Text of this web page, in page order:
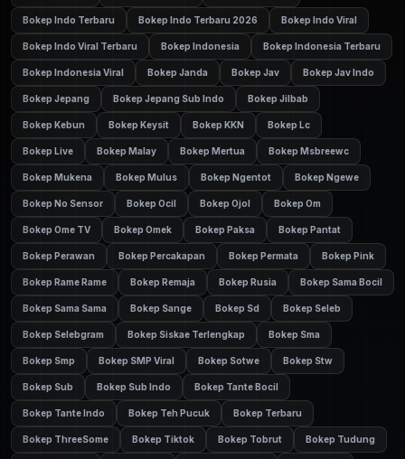
Bokep Indo Terbaru Bokep Indo Terbaru 2026 Bokep Indo Viral
Bokep Indo Viral Terbaru Bokep Indonesia Bokep Indonesia Terbaru
Bokep Indonesia Viral Bokep Janda Bokep Jav Bokep Jav Indo
Bokep Jepang Bokep Jepang Sub Indo Bokep Jilbab
Bokep Kebun Bokep Keysit Bokep KKN Bokep Lc
Bokep Live Bokep Malay Bokep Mertua Bokep Msbreewc
Bokep Mukena Bokep Mulus Bokep Ngentot Bokep Ngewe
Bokep No Sensor Bokep Ocil Bokep Ojol Bokep Om
Bokep Ome TV Bokep Omek Bokep Paksa Bokep Pantat
Bokep Perawan Bokep Percakapan Bokep Permata Bokep Pink
Bokep Rame Rame Bokep Remaja Bokep Rusia Bokep Sama Bocil
Bokep Sama Sama Bokep Sange Bokep Sd Bokep Seleb
Bokep Selebgram Bokep Siskae Terlengkap Bokep Sma
Bokep Smp Bokep SMP Viral Bokep Sotwe Bokep Stw
Bokep Sub Bokep Sub Indo Bokep Tante Bocil
Bokep Tante Indo Bokep Teh Pucuk Bokep Terbaru
Bokep ThreeSome Bokep Tiktok Bokep Tobrut Bokep Tudung